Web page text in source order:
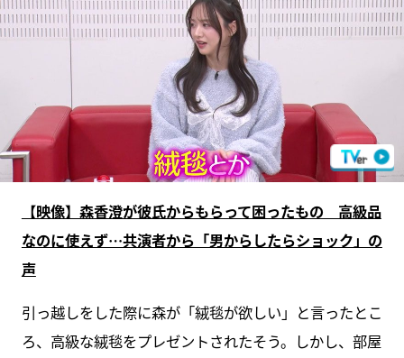
【映像】森香澄が彼氏からもらって困ったもの 高級品
なのに使えず…共演者から「男からしたらショック」の
声
引っ越しをした際に森が「絨毯が欲しい」と言ったとこ
ろ、高級な絨毯をプレゼントされたそう。しかし、部屋